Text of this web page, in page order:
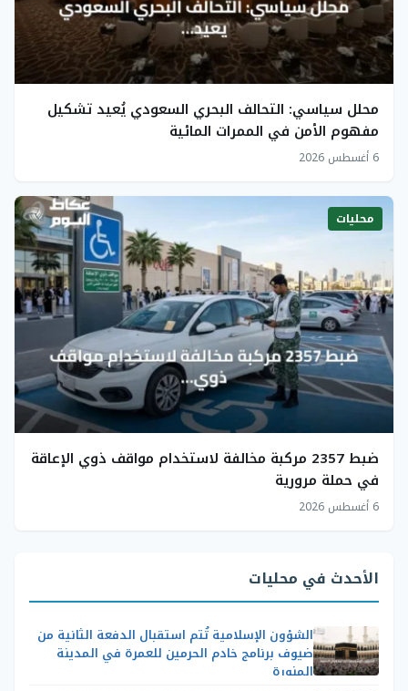
محلل سياسي: التحالف البحري السعودي يُعيد تشكيل
مفهوم الأمن في الممرات المائية
6 أغسطس 2026
محليات
ضبط 2357 مركبة مخالفة لاستخدام مواقف ذوي الإعاقة
في حملة مرورية
6 أغسطس 2026
الأحدث في محليات
الشؤون الإسلامية تُتم استقبال الدفعة الثانية من
ضيوف برنامج خادم الحرمين للعمرة في المدينة
المنورة